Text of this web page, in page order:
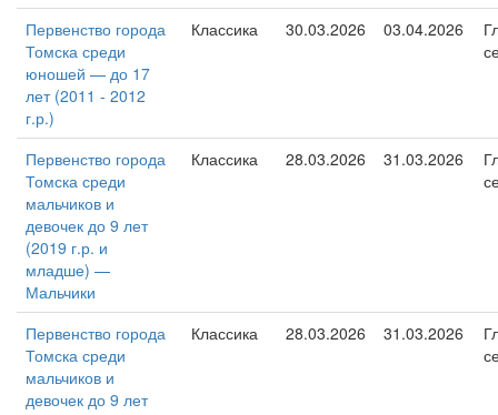
Первенство города
Томска среди
юношей — до 17
лет (2011 - 2012
г.р.)
Классика 30.03.2026 03.04.2026
Первенство города
Томска среди
мальчиков и
девочек до 9 лет
(2019 г.р. и
младше) —
Мальчики
Классика 28.03.2026 31.03.2026
Первенство города
Томска среди
мальчиков и
девочек до 9 лет
Классика 28.03.2026 31.03.2026